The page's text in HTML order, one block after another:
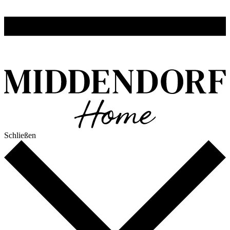
Schließen